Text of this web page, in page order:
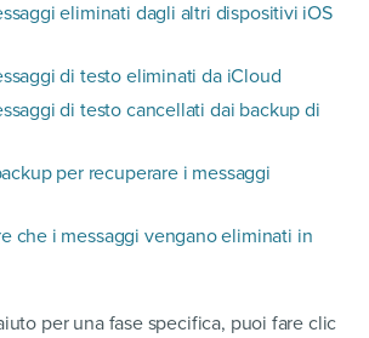
eliminati dagli altri dispositivi iOS
di testo eliminati da iCloud
di testo cancellati dai backup di
per recuperare i messaggi
che i messaggi vengano eliminati in
per una fase specifica, puoi fare clic